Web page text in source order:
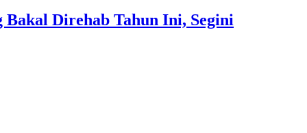
Direhab Tahun Ini, Segini